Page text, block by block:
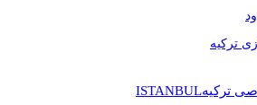
ترکیهISTANBUL